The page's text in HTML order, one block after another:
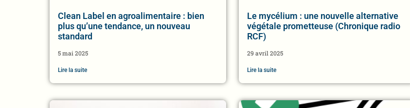
Clean Label en agroalimentaire : bien
plus qu’une tendance, un nouveau
standard
5 mai 2025
Lire la suite
Le mycélium : une nouvelle alternative
végétale prometteuse (Chronique radio
RCF)
29 avril 2025
Lire la suite